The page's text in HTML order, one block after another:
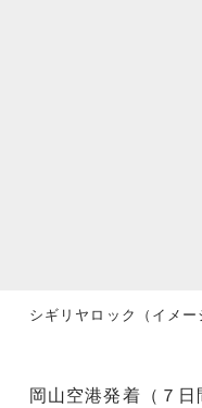
シギリヤロック（イメ
岡山空港発着（７